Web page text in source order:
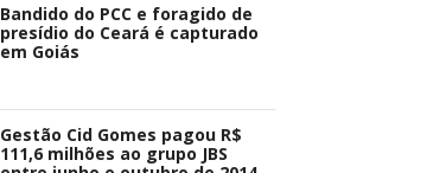
Bandido do PCC e foragido de
presídio do Ceará é capturado
em Goiás
Gestão Cid Gomes pagou R$
111,6 milhões ao grupo JBS